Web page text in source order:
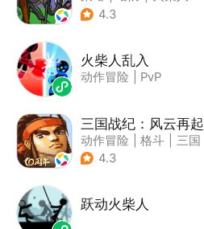
| 休闲益智
4.3
火柴人乱入
动作冒险 PvP
三国战纪：风云再起
动作冒险 格斗
三国
| 横版过关
4.3
跃动火柴人